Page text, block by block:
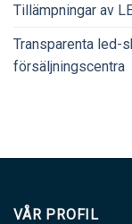
Tillämpningar av
Transparenta led-
försäljningscentra
VÅR PROFIL